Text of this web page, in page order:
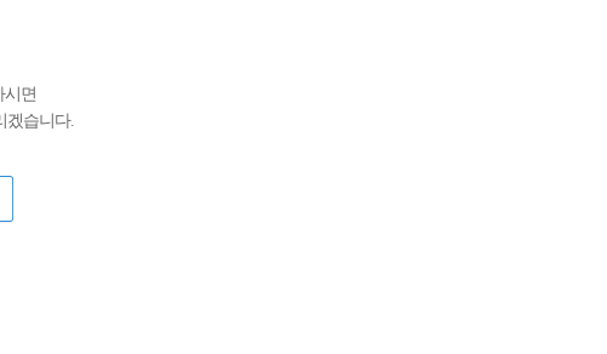
시면
겠습니다.